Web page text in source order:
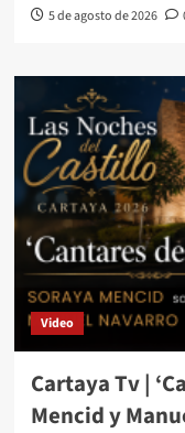
5 de agosto de 2026
Video
Cartaya Tv |
Mencid y